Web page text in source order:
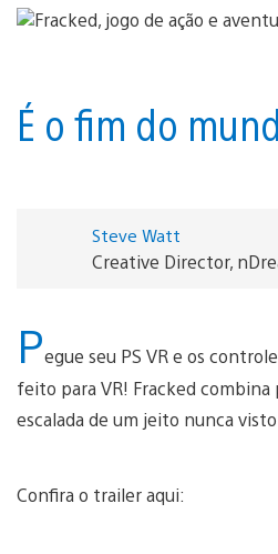
É o fim do
Steve Watt
Creative Director,
Pegue seu PS VR e os
feito para VR! Fracked
escalada de um jeito nunca visto
Confira o trailer aqui: